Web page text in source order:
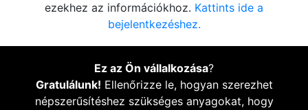
ezekhez az információkhoz. Kattints ide a
bejelentkezéshez.
Ez az Ön vállalkozása?
Gratulálunk! Ellenőrizze le, hogyan szerezhet
népszerűsítéshez szükséges anyagokat, hogy